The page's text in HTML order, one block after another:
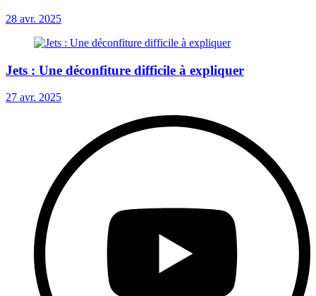
28 avr. 2025
Jets : Une déconfiture difficile à expliquer
27 avr. 2025